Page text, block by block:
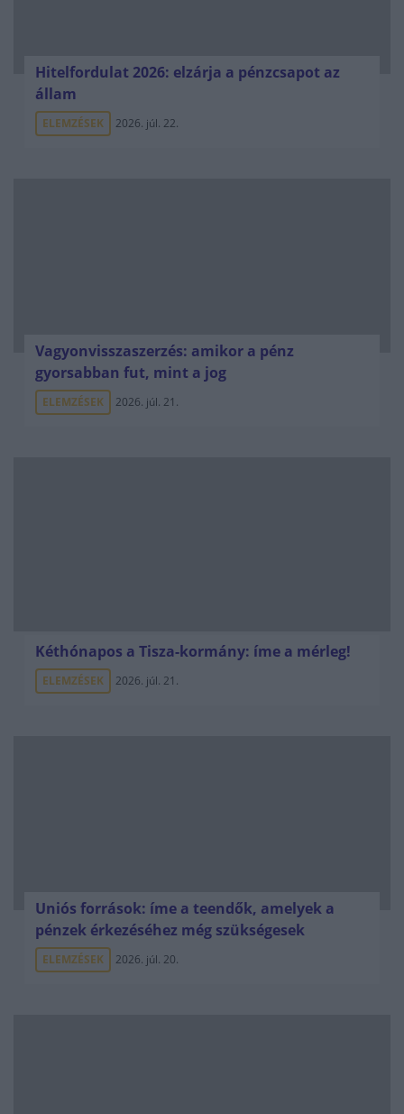
Hitelfordulat 2026: elzárja a pénzcsapot az
állam
ELEMZÉSEK 2026. júl. 22.
Vagyonvisszaszerzés: amikor a pénz
gyorsabban fut, mint a jog
ELEMZÉSEK 2026. júl. 21.
Kéthónapos a Tisza-kormány: íme a mérleg!
ELEMZÉSEK 2026. júl. 21.
Uniós források: íme a teendők, amelyek a
pénzek érkezéséhez még szükségesek
ELEMZÉSEK 2026. júl. 20.